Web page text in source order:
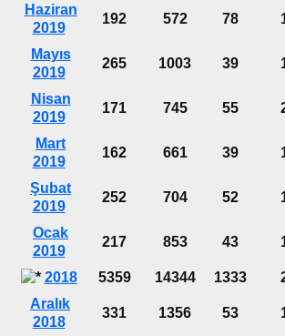
Haziran
2019
192 572 78
Mayıs
2019
265 1003 39
Nisan
2019
171 745 55
Mart
2019
162 661 39
Şubat
2019
252 704 52
Ocak
2019
217 853 43
2018 5359 14344 1333
Aralık
2018
331 1356 53